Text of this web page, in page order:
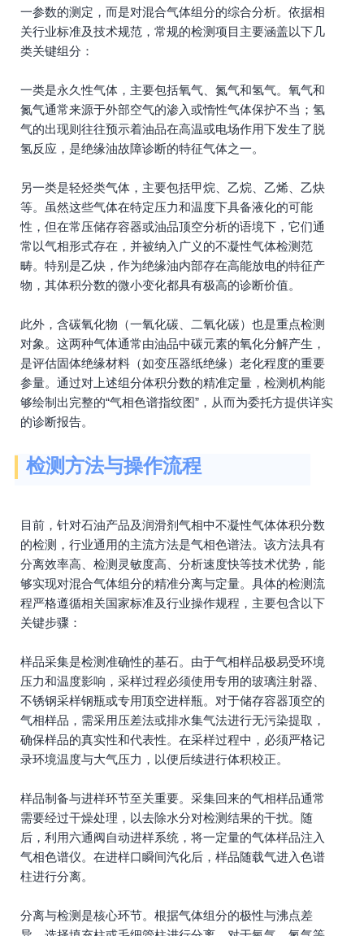
一参数的测定，而是对混合气体组分的综合分析。依据相
关行业标准及技术规范，常规的检测项目主要涵盖以下几
类关键组分：
一类是永久性气体，主要包括氧气、氮气和氢气。氧气和
氮气通常来源于外部空气的渗入或惰性气体保护不当；氢
气的出现则往往预示着油品在高温或电场作用下发生了脱
氢反应，是绝缘油故障诊断的特征气体之一。
另一类是轻烃类气体，主要包括甲烷、乙烷、乙烯、乙炔
等。虽然这些气体在特定压力和温度下具备液化的可能
性，但在常压储存容器或油品顶空分析的语境下，它们通
常以气相形式存在，并被纳入广义的不凝性气体检测范
畴。特别是乙炔，作为绝缘油内部存在高能放电的特征产
物，其体积分数的微小变化都具有极高的诊断价值。
此外，含碳氧化物（一氧化碳、二氧化碳）也是重点检测
对象。这两种气体通常由油品中碳元素的氧化分解产生，
是评估固体绝缘材料（如变压器纸绝缘）老化程度的重要
参量。通过对上述组分体积分数的精准定量，检测机构能
够绘制出完整的“气相色谱指纹图”，从而为委托方提供详实
的诊断报告。
检测方法与操作流程
目前，针对石油产品及润滑剂气相中不凝性气体体积分数
的检测，行业通用的主流方法是气相色谱法。该方法具有
分离效率高、检测灵敏度高、分析速度快等技术优势，能
够实现对混合气体组分的精准分离与定量。具体的检测流
程严格遵循相关国家标准及行业操作规程，主要包含以下
关键步骤：
样品采集是检测准确性的基石。由于气相样品极易受环境
压力和温度影响，采样过程必须使用专用的玻璃注射器、
不锈钢采样钢瓶或专用顶空进样瓶。对于储存容器顶空的
气相样品，需采用压差法或排水集气法进行无污染提取，
确保样品的真实性和代表性。在采样过程中，必须严格记
录环境温度与大气压力，以便后续进行体积校正。
样品制备与进样环节至关重要。采集回来的气相样品通常
需要经过干燥处理，以去除水分对检测结果的干扰。随
后，利用六通阀自动进样系统，将一定量的气体样品注入
气相色谱仪。在进样口瞬间汽化后，样品随载气进入色谱
柱进行分离。
分离与检测是核心环节。根据气体组分的极性与沸点差